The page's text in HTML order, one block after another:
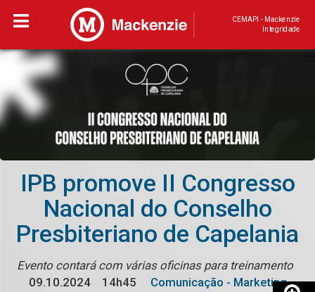
CEMAPI - Mackenzie
Integridade
IPB promove II Congresso
Nacional do Conselho
Presbiteriano de Capelania
Evento contará com várias oficinas para treinamento
09.10.2024
14h45
Comunicação - Marketing